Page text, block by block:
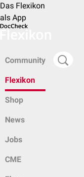
Das Flexikon
als App
Community
Flexikon
Shop
News
Jobs
CME